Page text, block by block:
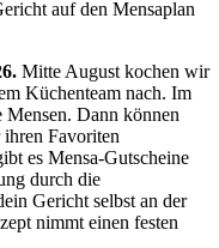
auf den Mensaplan
Mitte August kochen wir
Küchenteam nach. Im
Dann können
Favoriten
es Mensa-Gutscheine
durch die
Gericht selbst an der
nimmt einen festen